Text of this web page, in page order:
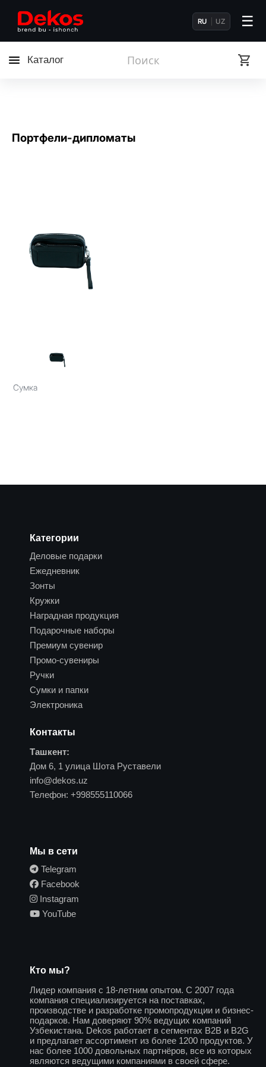
RU UZ ☰
Каталог
Портфели-дипломаты
Сумка
Категории
Деловые подарки
Ежедневник
Зонты
Кружки
Наградная продукция
Подарочные наборы
Премиум сувенир
Промо-сувениры
Ручки
Сумки и папки
Электроника
Контакты
Ташкент:
Дом 6, 1 улица Шота Руставели
info@dekos.uz
Телефон: +998555110066
Мы в сети
Telegram
Facebook
Instagram
YouTube
Кто мы?
Лидер компания с 18-летним опытом. С 2007 года
компания специализируется на поставках,
производстве и разработке промопродукции и бизнес-
подарков. Нам доверяют 90% ведущих компаний
Узбекистана. Dekos работает в сегментах B2B и B2G
и предлагает ассортимент из более 1200 продуктов. У
нас более 1000 довольных партнёров, все из которых
являются ведущими компаниями в своей сфере.